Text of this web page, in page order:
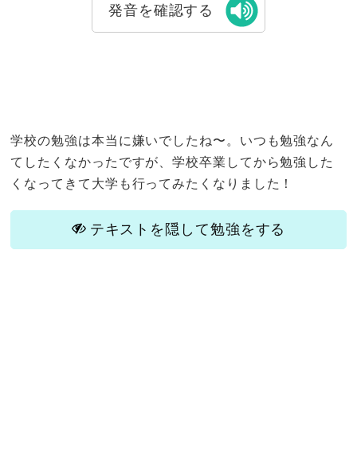
発音を確認する
学校の勉強は本当に嫌いでしたね〜。いつも勉強なん
てしたくなかったですが、学校卒業してから勉強した
くなってきて大学も行ってみたくなりました！
テキストを隠して勉強をする